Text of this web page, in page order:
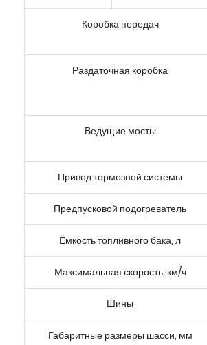
Коробка передач
Раздаточная коробка
Ведущие мосты
Привод тормозной системы
Предпусковой подогреватель
Ёмкость топливного бака, л
Максимальная скорость, км/ч
Шины
Габаритные размеры шасси, мм